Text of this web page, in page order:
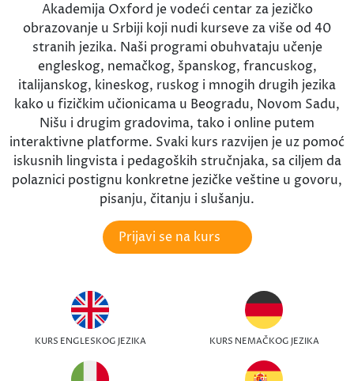
Akademija Oxford je vodeći centar za jezičko
obrazovanje u Srbiji koji nudi kurseve za više od 40
stranih jezika. Naši programi obuhvataju učenje
engleskog, nemačkog, španskog, francuskog,
italijanskog, kineskog, ruskog i mnogih drugih jezika
kako u fizičkim učionicama u Beogradu, Novom Sadu,
Nišu i drugim gradovima, tako i online putem
interaktivne platforme. Svaki kurs razvijen je uz pomoć
iskusnih lingvista i pedagoških stručnjaka, sa ciljem da
polaznici postignu konkretne jezičke veštine u govoru,
pisanju, čitanju i slušanju.
Prijavi se na kurs
KURS ENGLESKOG JEZIKA KURS NEMAČKOG JEZIKA